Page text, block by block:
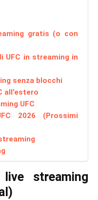
gratis (o con
UFC in streaming in
senza blocchi
all’estero
UFC
2026 (Prossimi
streaming